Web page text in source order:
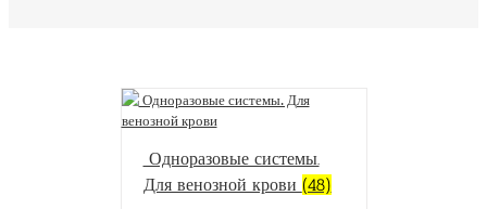
Одноразовые системы.
Для венозной крови (48)